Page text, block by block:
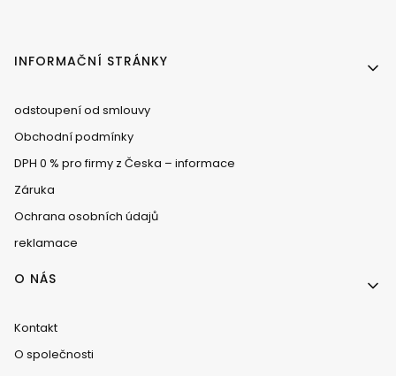
Menu v zápatí
INFORMAČNÍ STRÁNKY
odstoupení od smlouvy
Obchodní podmínky
DPH 0 % pro firmy z Česka – informace
Záruka
Ochrana osobních údajů
reklamace
O NÁS
Kontakt
O společnosti